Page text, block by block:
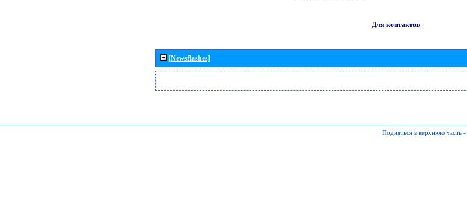
Для контактов
[Newsflashes]
Подняться в верхнюю часть -